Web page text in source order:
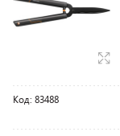
Код: 83488